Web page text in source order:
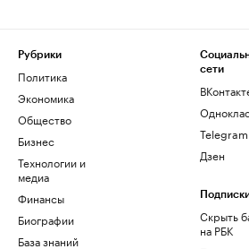
Рубрики
Политика
Экономика
Общество
Бизнес
Технологии и
медиа
Финансы
Биографии
База знаний
сети
Telegram
Дзен
Скрыть
на РБК